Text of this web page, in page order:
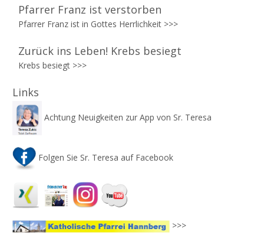
Pfarrer Franz ist verstorben
Pfarrer Franz ist in Gottes Herrlichkeit >>>
Zurück ins Leben! Krebs besiegt
Krebs besiegt >>>
Links
Achtung Neuigkeiten zur App von Sr. Teresa
Folgen Sie Sr. Teresa auf Facebook
>>>